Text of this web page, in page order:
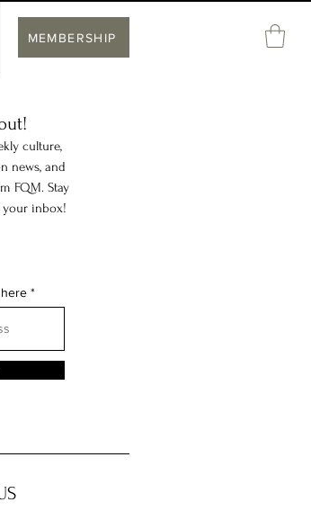
MEMBERSHIP
culture,
news, and
FQM. Stay
your inbox!